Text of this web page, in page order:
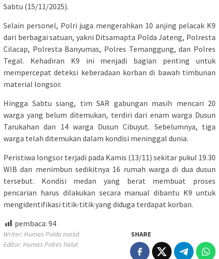
Sabtu (15/11/2025).
Selain personel, Polri juga mengerahkan 10 anjing pelacak K9
dari berbagai satuan, yakni Ditsamapta Polda Jateng, Polresta
Cilacap, Polresta Banyumas, Polres Temanggung, dan Polres
Tegal. Kehadiran K9 ini menjadi bagian penting untuk
mempercepat deteksi keberadaan korban di bawah timbunan
material longsor.
Hingga Sabtu siang, tim SAR gabungan masih mencari 20
warga yang belum ditemukan, terdiri dari enam warga Dusun
Tarukahan dan 14 warga Dusun Cibuyut. Sebelumnya, tiga
warga telah ditemukan dalam kondisi meninggal dunia.
Peristiwa longsor terjadi pada Kamis (13/11) sekitar pukul 19.30
WIB dan menimbun sedikitnya 16 rumah warga di dua dusun
tersebut. Kondisi medan yang berat membuat proses
pencarian harus dilakukan secara manual dibantu K9 untuk
mengidentifikasi titik-titik yang diduga terdapat korban.
pembaca: 94
Writer: Humas Polda malut
Editor: Humas Polres halut
SHARE